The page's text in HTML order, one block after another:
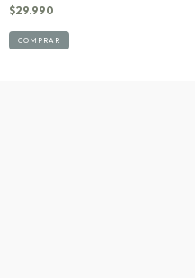
$29.990
COMPRAR